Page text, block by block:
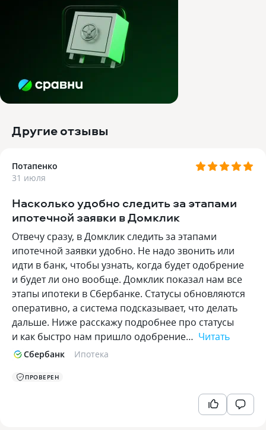
Другие отзывы
Потапенко
31 июля
Насколько удобно следить за этапами
ипотечной заявки в Домклик
Отвечу сразу, в Домклик следить за этапами
ипотечной заявки удобно. Не надо звонить или
идти в банк, чтобы узнать, когда будет одобрение
и будет ли оно вообще. Домклик показал нам все
этапы ипотеки в Сбербанке. Статусы обновляются
оперативно, а система подсказывает, что делать
дальше. Ниже расскажу подробнее про статусы
и как быстро нам пришло одобрение… Читать
Сбербанк Ипотека
ПРОВЕРЕН